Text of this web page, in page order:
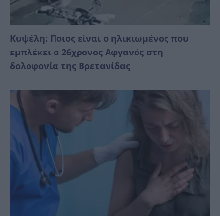
Κυψέλη: Ποιος είναι ο ηλικιωμένος που
εμπλέκει ο 26χρονος Αφγανός στη
δολοφονία της Βρετανίδας